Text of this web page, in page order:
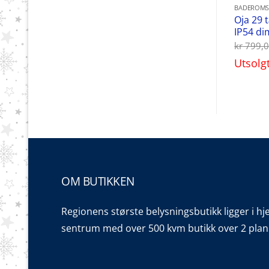
Oja 29
IP54
kr
OM BUTIKKEN
Regionens største belysningsbutikk ligger i
sentrum med over 500 kvm butikk over 2